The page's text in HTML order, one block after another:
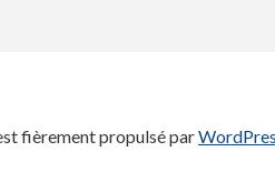
fièrement propulsé par